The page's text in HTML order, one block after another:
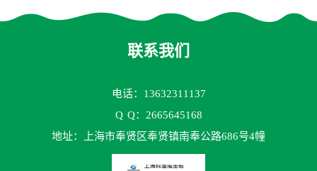
联系我们
电话：13632311137
Q Q：2665645168
地址：上海市奉贤区奉贤镇南奉公路686号4幢